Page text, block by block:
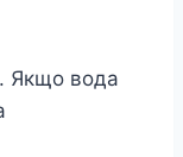
Якщо вода